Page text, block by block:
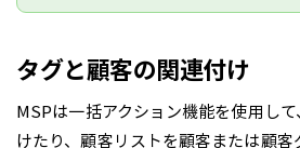
タグと顧客の関連付け
MSPは一括アクション機能を使用し
けたり、顧客リストを顧客または顧